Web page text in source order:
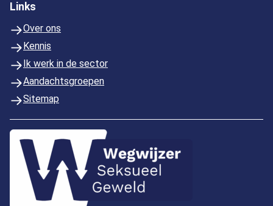
Links
Over ons
Kennis
Ik werk in de sector
Aandachtsgroepen
Sitemap